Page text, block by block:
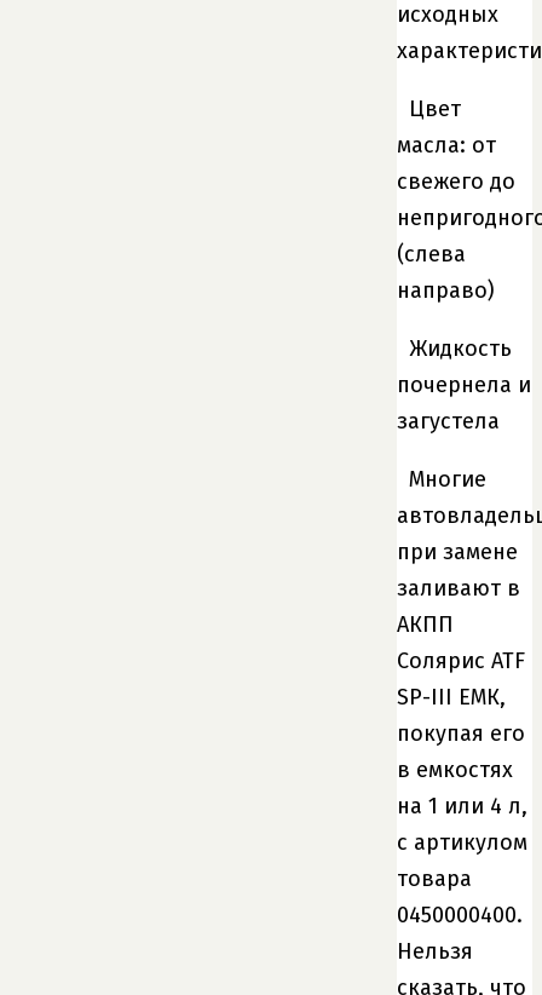
исходных
Цвет
масла: от
свежего до
(слева
направо)
Жидкость
почернела и
загустела
Многие
при замене
заливают в
АКПП
Солярис ATF
SP-III ЕМК,
покупая его
в емкостях
на 1 или 4 л,
с артикулом
товара
0450000400.
Нельзя
сказать, что